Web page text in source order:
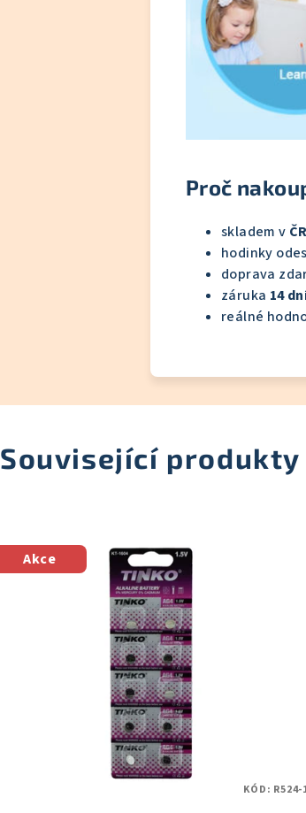
Proč
skladem v ČR
hodinky
doprava
záruka 14
reálné
Související produkty
Akce
KÓD: R524-